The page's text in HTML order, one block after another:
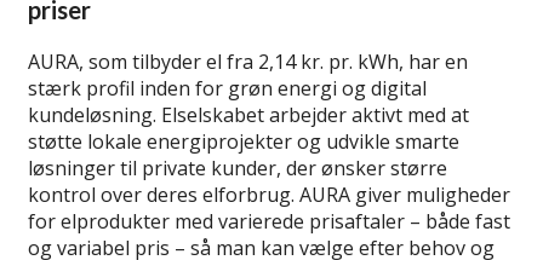
priser
AURA, som tilbyder el fra 2,14 kr. pr. kWh, har en
stærk profil inden for grøn energi og digital
kundeløsning. Elselskabet arbejder aktivt med at
støtte lokale energiprojekter og udvikle smarte
løsninger til private kunder, der ønsker større
kontrol over deres elforbrug. AURA giver muligheder
for elprodukter med varierede prisaftaler – både fast
og variabel pris – så man kan vælge efter behov og